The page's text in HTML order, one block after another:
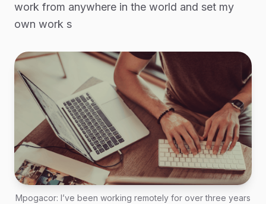
work from anywhere in the world and set my
own work s
Mpogacor: I’ve been working remotely for over three years